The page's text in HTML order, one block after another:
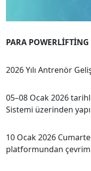
PARA
2026 Yılı Antrenör
05–08 Ocak 2026
Sistemi üzerinden
10 Ocak 2026
platformundan